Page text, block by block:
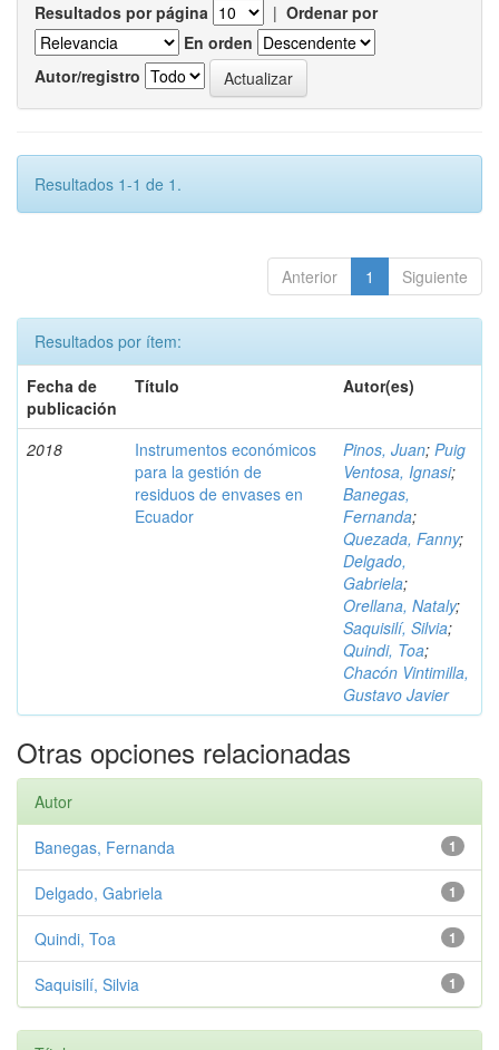
Resultados por página | Ordenar por
En orden
Autor/registro
Resultados 1-1 de 1.
Anterior 1 Siguiente
Resultados por ítem:
Fecha de
publicación
Título Autor(es)
2018
Instrumentos económicos
para la gestión de
residuos de envases en
Ecuador
Pinos, Juan; Puig
Ventosa, Ignasi;
Banegas,
Fernanda;
Quezada, Fanny;
Delgado,
Gabriela;
Orellana, Nataly;
Saquisilí, Silvia;
Quindi, Toa;
Chacón Vintimilla,
Gustavo Javier
Otras opciones relacionadas
Autor
1
Banegas, Fernanda
1
Delgado, Gabriela
1
Quindi, Toa
1
Saquisilí, Silvia